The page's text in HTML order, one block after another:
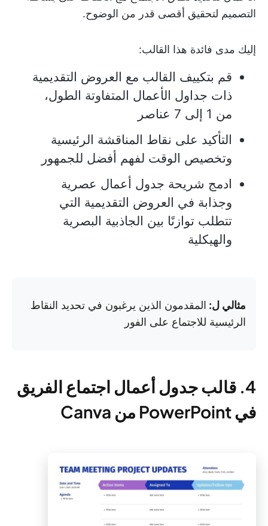
التصميم لتحقيق أقصى قدر من الوضوح.
إليك مدى فائدة هذا القالب:
قم بتكييف القالب مع العروض التقديمية
ذات جداول الأعمال المتفاوتة الطول،
من 1 إلى 7 عناصر
التأكيد على نقاط المناقشة الرئيسية
وتخصيص الوقت لفهم أفضل للجمهور
ادمج شريحة جدول أعمال عصرية
وجذابة في العروض التقديمية التي
تتطلب توازنًا بين الجاذبية البصرية
والهيكلية
مثالي ل: المقدمون الذين يرغبون في تحديد النقاط
الرئيسية للاجتماع على الفور
4. قالب جدول أعمال اجتماع الفريق
في PowerPoint من Canva